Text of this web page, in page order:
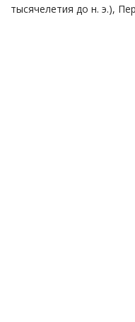
тысячелетия до н. э.),